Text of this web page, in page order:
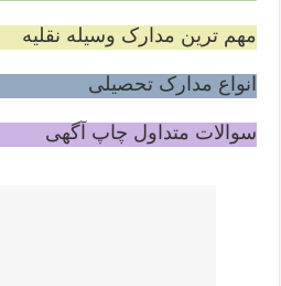
مهم ترین مدارک وسیله نقلیه
انواع مدارک تحصیلی
سوالات متداول چاپ آگهی